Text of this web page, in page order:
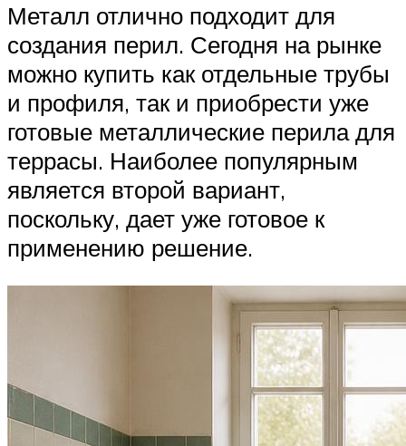
Металл отлично подходит для
создания перил. Сегодня на рынке
можно купить как отдельные трубы
и профиля, так и приобрести уже
готовые металлические перила для
террасы. Наиболее популярным
является второй вариант,
поскольку, дает уже готовое к
применению решение.